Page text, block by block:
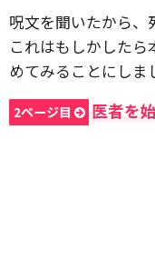
呪文を聞いたから、
これはもしかした
めてみることにしま
2ページ目 医者を